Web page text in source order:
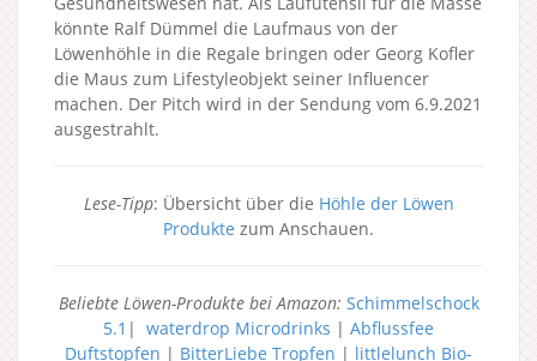
könnte Ralf Dümmel die Laufmaus von der
Löwenhöhle in die Regale bringen oder Georg Kofler
die Maus zum Lifestyleobjekt seiner Influencer
machen. Der Pitch wird in der Sendung vom 6.9.2021
ausgestrahlt.
Lese-Tipp: Übersicht über die Höhle der Löwen
Produkte zum Anschauen.
Beliebte Löwen-Produkte bei Amazon: Schimmelschock
5.1 | waterdrop Microdrinks | Abflussfee
Duftstopfen | BitterLiebe Tropfen | littlelunch Bio-